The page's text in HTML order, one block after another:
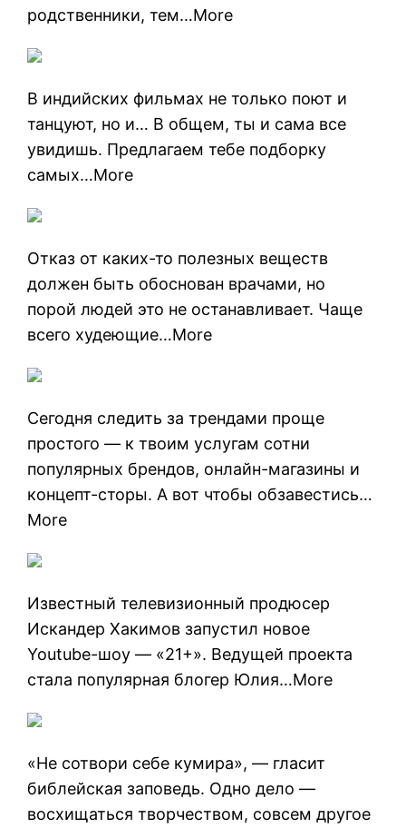
родственники, тем…More
В индийских фильмах не только поют и
танцуют, но и… В общем, ты и сама все
увидишь. Предлагаем тебе подборку
самых…More
Отказ от каких-то полезных веществ
должен быть обоснован врачами, но
порой людей это не останавливает. Чаще
всего худеющие…More
Сегодня следить за трендами проще
простого — к твоим услугам сотни
популярных брендов, онлайн-магазины и
концепт-сторы. А вот чтобы обзавестись…
More
Известный телевизионный продюсер
Искандер Хакимов запустил новое
Youtube-шоу — «21+». Ведущей проекта
стала популярная блогер Юлия…More
«Не сотвори себе кумира», — гласит
библейская заповедь. Одно дело —
восхищаться творчеством, совсем другое